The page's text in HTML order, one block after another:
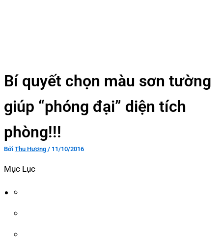
Bí quyết chọn màu sơn tường
giúp “phóng đại” diện tích
phòng!!!
Bởi Thu Hương / 11/10/2016
Mục Lục